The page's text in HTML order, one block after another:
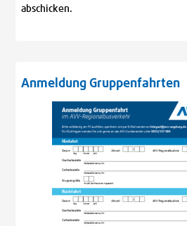
abschicken.
Anmeldung Gruppenfahrten